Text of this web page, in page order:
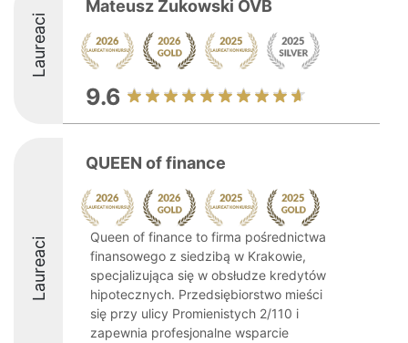
Laureaci
Mateusz Żukowski OVB
9.6
Laureaci
QUEEN of finance
Queen of finance to firma pośrednictwa
finansowego z siedzibą w Krakowie,
specjalizująca się w obsłudze kredytów
hipotecznych. Przedsiębiorstwo mieści
się przy ulicy Promienistych 2/110 i
zapewnia profesjonalne wsparcie